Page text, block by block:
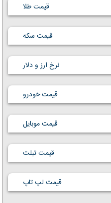
قیمت طلا
قیمت سکه
نرخ ارز و دلار
قیمت خودرو
قیمت موبایل
قیمت تبلت
قیمت لپ تاپ